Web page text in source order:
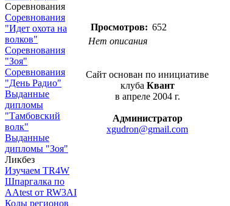
Соревнования
Соревнования
"Идет охота на
волков"
Соревнования
"Зоя"
Соревнования
"День Радио"
Выданные
дипломы
"Тамбовский
волк"
Выданные
дипломы "Зоя"
Ликбез
Изучаем TR4W
Шпаргалка по
AAtest от RW3AI
Коды регионов
Просмотров: 652
Нет описания
Сайт основан по инициативе
клуба Квант
в апреле 2004 г.
Администратор
xgudron@gmail.com